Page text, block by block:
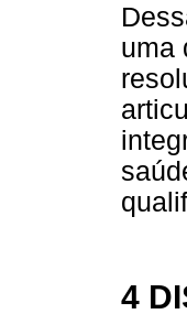
uma
4